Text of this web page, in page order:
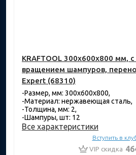
KRAFTOOL 300x600x800 мм,
вращением шампуров,
Expert (68310)
-Размер, мм: 300х600х800,
-Материал: нержавеющая сталь,
-Толщина, мм: 2,
-Шампуры, шт: 12
Все характеристики
Вступить в
VIP скидка